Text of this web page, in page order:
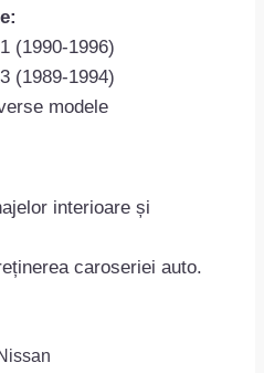
(1990-1996)
(1989-1994)
modele
interioare și
caroseriei auto.